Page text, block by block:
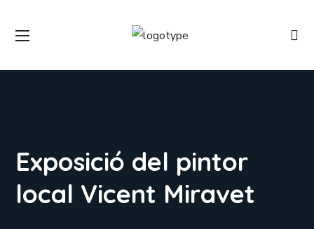
Exposició del pintor
local Vicent Miravet